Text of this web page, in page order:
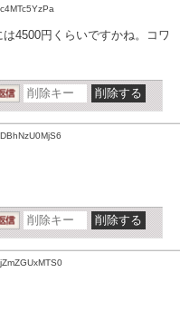
4500円くらいですかね。コワ